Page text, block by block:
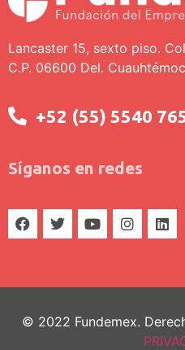
Lancaster 15, sexto piso.
C.P. 06600 Del.
+52 (55) 5540
Síganos en redes
© 2022 Fundemex.